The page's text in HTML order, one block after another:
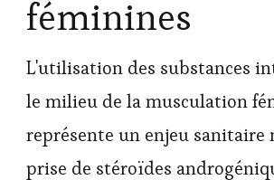
féminines
L'utilisation des substances
le milieu de la musculation
représente un enjeu sanitaire
prise de stéroïdes